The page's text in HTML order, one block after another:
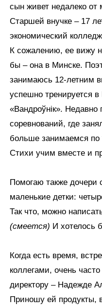
сын живет недалеко от
Старшей внучке – 17
экономический
К сожалению, ее вижу
бы – она в Минске.
занимаюсь 12-летним
успешно тренируется
«Вандроўнік». Недавно
соревнований, где
больше занимаемся
Стихи учим вместе и
Помогаю также дочери
маленькие детки:
Так что, можно
(смеется) И хотелось
Когда есть время,
коллегами, очень
директору – Надежде
Приношу ей продукты,